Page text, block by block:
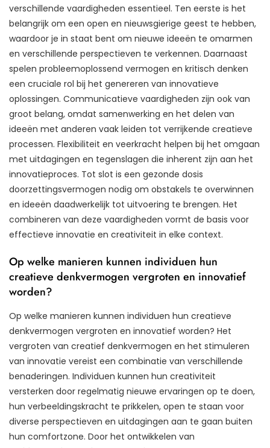
verschillende vaardigheden essentieel. Ten eerste is het
belangrijk om een open en nieuwsgierige geest te hebben,
waardoor je in staat bent om nieuwe ideeën te omarmen
en verschillende perspectieven te verkennen. Daarnaast
spelen probleemoplossend vermogen en kritisch denken
een cruciale rol bij het genereren van innovatieve
oplossingen. Communicatieve vaardigheden zijn ook van
groot belang, omdat samenwerking en het delen van
ideeën met anderen vaak leiden tot verrijkende creatieve
processen. Flexibiliteit en veerkracht helpen bij het omgaan
met uitdagingen en tegenslagen die inherent zijn aan het
innovatieproces. Tot slot is een gezonde dosis
doorzettingsvermogen nodig om obstakels te overwinnen
en ideeën daadwerkelijk tot uitvoering te brengen. Het
combineren van deze vaardigheden vormt de basis voor
effectieve innovatie en creativiteit in elke context.
Op welke manieren kunnen individuen hun
creatieve denkvermogen vergroten en innovatief
worden?
Op welke manieren kunnen individuen hun creatieve
denkvermogen vergroten en innovatief worden? Het
vergroten van creatief denkvermogen en het stimuleren
van innovatie vereist een combinatie van verschillende
benaderingen. Individuen kunnen hun creativiteit
versterken door regelmatig nieuwe ervaringen op te doen,
hun verbeeldingskracht te prikkelen, open te staan voor
diverse perspectieven en uitdagingen aan te gaan buiten
hun comfortzone. Door het ontwikkelen van